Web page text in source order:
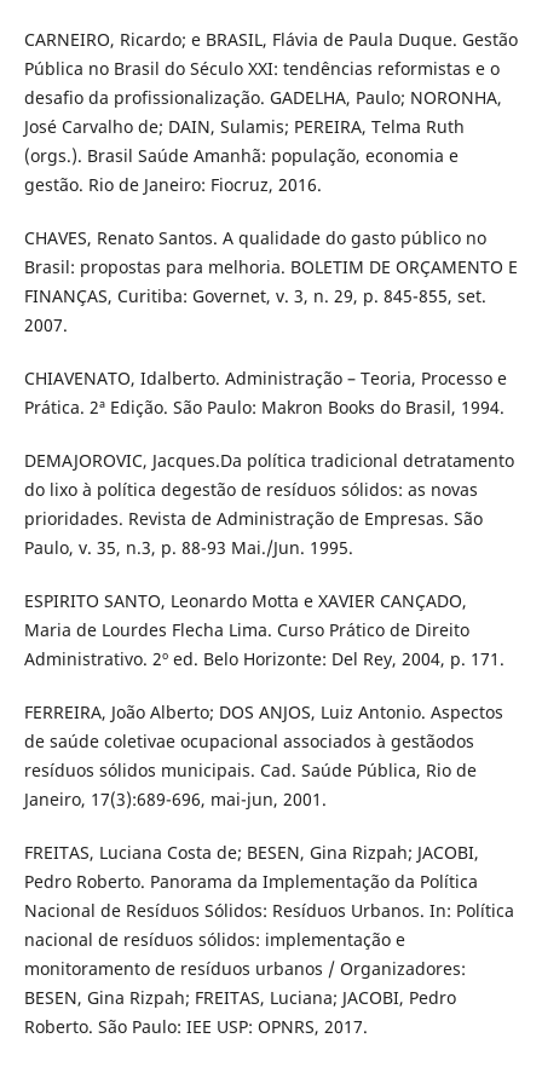
CARNEIRO, Ricardo; e BRASIL, Flávia de Paula Duque. Gestão
Pública no Brasil do Século XXI: tendências reformistas e o
desafio da profissionalização. GADELHA, Paulo; NORONHA,
José Carvalho de; DAIN, Sulamis; PEREIRA, Telma Ruth
(orgs.). Brasil Saúde Amanhã: população, economia e
gestão. Rio de Janeiro: Fiocruz, 2016.
CHAVES, Renato Santos. A qualidade do gasto público no
Brasil: propostas para melhoria. BOLETIM DE ORÇAMENTO E
FINANÇAS, Curitiba: Governet, v. 3, n. 29, p. 845-855, set.
2007.
CHIAVENATO, Idalberto. Administração – Teoria, Processo e
Prática. 2ª Edição. São Paulo: Makron Books do Brasil, 1994.
DEMAJOROVIC, Jacques.Da política tradicional detratamento
do lixo à política degestão de resíduos sólidos: as novas
prioridades. Revista de Administração de Empresas. São
Paulo, v. 35, n.3, p. 88-93 Mai./Jun. 1995.
ESPIRITO SANTO, Leonardo Motta e XAVIER CANÇADO,
Maria de Lourdes Flecha Lima. Curso Prático de Direito
Administrativo. 2º ed. Belo Horizonte: Del Rey, 2004, p. 171.
FERREIRA, João Alberto; DOS ANJOS, Luiz Antonio. Aspectos
de saúde coletivae ocupacional associados à gestãodos
resíduos sólidos municipais. Cad. Saúde Pública, Rio de
Janeiro, 17(3):689-696, mai-jun, 2001.
FREITAS, Luciana Costa de; BESEN, Gina Rizpah; JACOBI,
Pedro Roberto. Panorama da Implementação da Política
Nacional de Resíduos Sólidos: Resíduos Urbanos. In: Política
nacional de resíduos sólidos: implementação e
monitoramento de resíduos urbanos / Organizadores:
BESEN, Gina Rizpah; FREITAS, Luciana; JACOBI, Pedro
Roberto. São Paulo: IEE USP: OPNRS, 2017.